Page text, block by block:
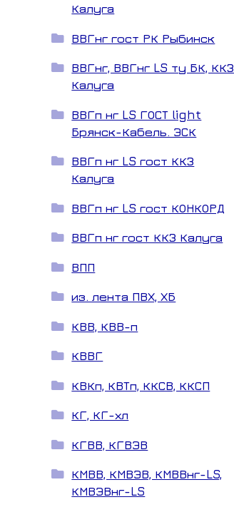
Калуга
ВВГнг гост РК Рыбинск
ВВГнг, ВВГнг LS ту БК, ККЗ
Калуга
ВВГп нг LS ГОСТ light
Брянск-Кабель. ЭСК
ВВГп нг LS гост ККЗ
Калуга
ВВГп нг LS гост КОНКОРД
ВВГп нг гост ККЗ Калуга
ВПП
из. лента ПВХ, ХБ
КВВ, КВВ-п
КВВГ
КВКп, КВТп, ККСВ, ККСП
КГ, КГ-хл
КГВВ, КГВЭВ
КМВВ, КМВЭВ, КМВВнг-LS,
КМВЭВнг-LS